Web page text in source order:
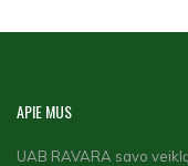
APIEMUS
UAB RAVARA savo